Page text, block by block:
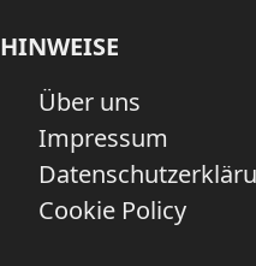
HINWEISE
Über uns
Impressum
Cookie Policy